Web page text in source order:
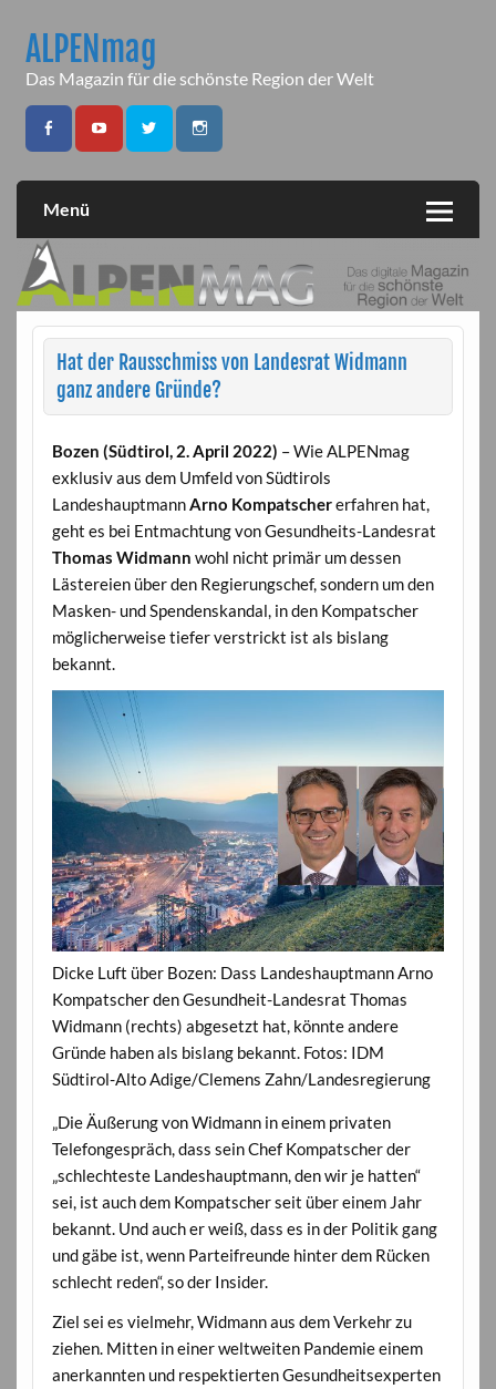
contentALPENmag
Das Magazin für die schönste Region der Welt
Menü
Hat der Rausschmiss von Landesrat Widmann
ganz andere Gründe?
Bozen (Südtirol, 2. April 2022) – Wie ALPENmag
exklusiv aus dem Umfeld von Südtirols
LandeshauptmannArno Kompatschererfahren hat,
geht es bei Entmachtung von Gesundheits-Landesrat
Thomas Widmann wohl nicht primär um dessen
Lästereien über den Regierungschef, sondern um den
Masken- und Spendenskandal, in den Kompatscher
möglicherweise tiefer verstrickt ist als bislang
bekannt.
Dicke Luft über Bozen: Dass Landeshauptmann Arno
Kompatscher den Gesundheit-Landesrat Thomas
Widmann (rechts) abgesetzt hat, könnte andere
Gründe haben als bislang bekannt. Fotos: IDM
Südtirol-Alto Adige/Clemens Zahn/Landesregierung
„Die Äußerung von Widmann in einem privaten
Telefongespräch, dass sein Chef Kompatscher der
„schlechteste Landeshauptmann, den wir je hatten“
sei, ist auch dem Kompatscher seit über einem Jahr
bekannt. Und auch er weiß, dass es in der Politik gang
und gäbe ist, wenn Parteifreunde hinter dem Rücken
schlecht reden“, so der Insider.
Ziel sei es vielmehr, Widmann aus dem Verkehr zu
ziehen. Mitten in einer weltweiten Pandemie einem
anerkannten und respektierten Gesundheitsexperten